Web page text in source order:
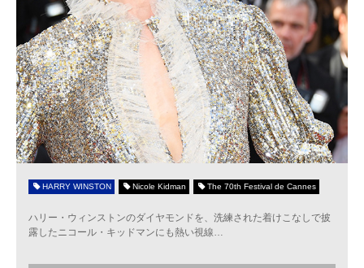
HARRY WINSTON Nicole Kidman The 70th Festival de Cannes
ハリー・ウィンストンのダイヤモンドを、洗練された着けこなしで披
露したニコール・キッドマンにも熱い視線…